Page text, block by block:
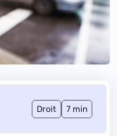
Droit 7 min